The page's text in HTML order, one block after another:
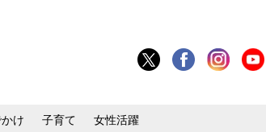
け 子育て 女性活躍